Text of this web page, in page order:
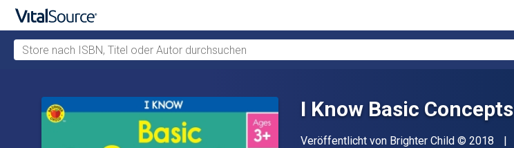
Store nach ISBN, Titel oder Autor durchsuchen
I Know Basic Concepts
Verleger
Veröffentlicht von Brighter Child Copyright
© 2018